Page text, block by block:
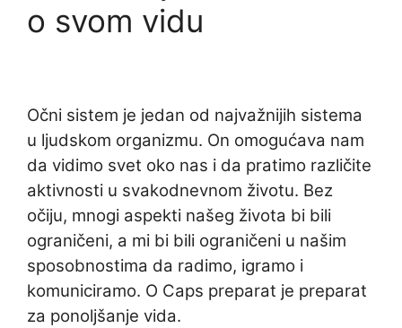
o svom vidu
Očni sistem je jedan od najvažnijih sistema
u ljudskom organizmu. On omogućava nam
da vidimo svet oko nas i da pratimo različite
aktivnosti u svakodnevnom životu. Bez
očiju, mnogi aspekti našeg života bi bili
ograničeni, a mi bi bili ograničeni u našim
sposobnostima da radimo, igramo i
komuniciramo. O Caps preparat je preparat
za ponoljšanje vida.